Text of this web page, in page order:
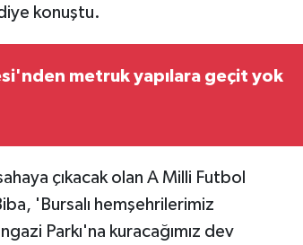
konuştu.
metruk yapılara geçit yok
çıkacak olan A Milli Futbol
'Bursalı hemşehrilerimiz
Parkı'na kuracağımız dev